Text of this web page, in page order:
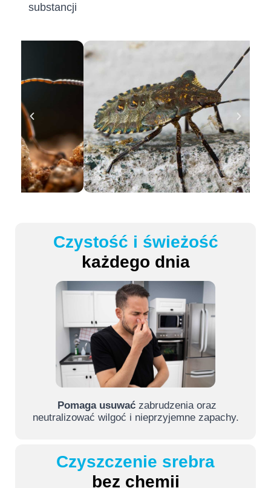
substancji
Czystość i świeżość
każdego dnia
Pomaga usuwać zabrudzenia oraz
neutralizować wilgoć i nieprzyjemne zapachy.
Czyszczenie srebra
bez chemii